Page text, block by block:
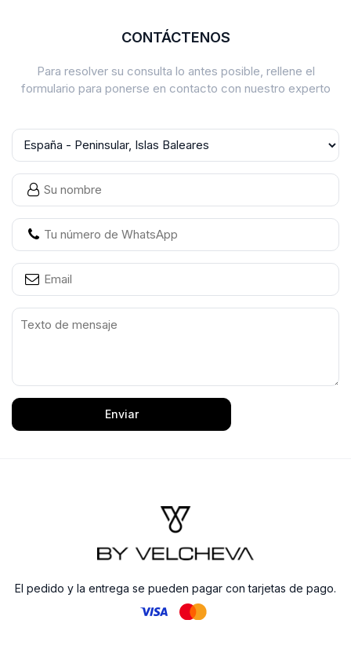
CONTÁCTENOS
Para resolver su consulta lo antes posible, rellene el
formulario para ponerse en contacto con nuestro experto
Enviar
El pedido y la entrega se pueden pagar con tarjetas de pago.